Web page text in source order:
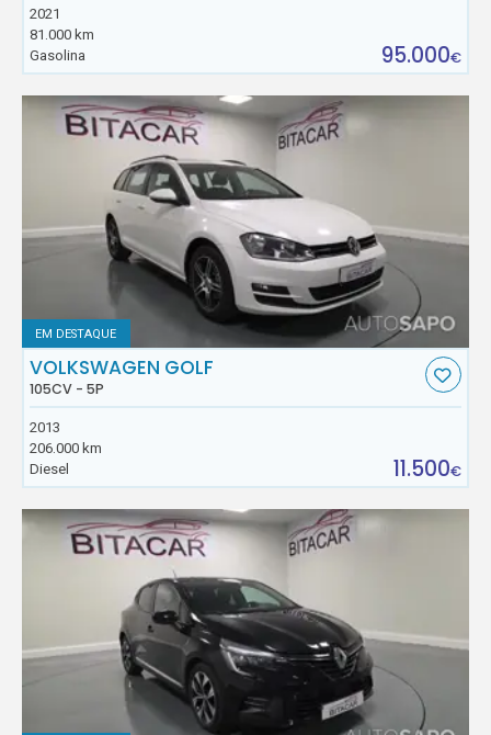
2021
81.000 km
Gasolina
95.000€
EM DESTAQUE
VOLKSWAGEN GOLF
105CV - 5P
2013
206.000 km
Diesel
11.500€